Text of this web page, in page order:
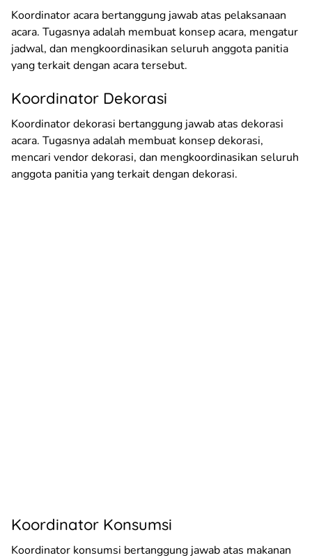
Koordinator acara bertanggung jawab atas pelaksanaan
acara. Tugasnya adalah membuat konsep acara, mengatur
jadwal, dan mengkoordinasikan seluruh anggota panitia
yang terkait dengan acara tersebut.
Koordinator Dekorasi
Koordinator dekorasi bertanggung jawab atas dekorasi
acara. Tugasnya adalah membuat konsep dekorasi,
mencari vendor dekorasi, dan mengkoordinasikan seluruh
anggota panitia yang terkait dengan dekorasi.
Koordinator Konsumsi
Koordinator konsumsi bertanggung jawab atas makanan